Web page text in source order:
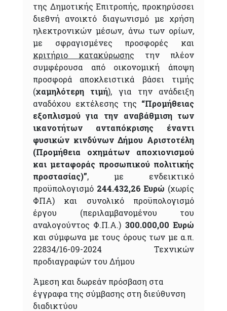
της Δημοτικής Επιτροπής, προκηρύσσει
διεθνή ανοικτό διαγωνισμό με χρήση
ηλεκτρονικών μέσων, άνω των ορίων,
με σφραγισμένες προσφορές και
κριτήριο κατακύρωσης την πλέον
συμφέρουσα από οικονομική άποψη
προσφορά αποκλειστικά βάσει τιμής
(χαμηλότερη τιμή), για την ανάδειξη
αναδόχου εκτέλεσης της “Προμήθειας
εξοπλισμού για την αναβάθμιση των
ικανοτήτων ανταπόκρισης έναντι
φυσικών κινδύνων Δήμου Αριστοτέλη
(Προμήθεια οχημάτων αποχιονισμού
και μεταφοράς προσωπικού πολιτικής
προστασίας)”, με ενδεικτικό
προϋπολογισμό 244.432,26 Ευρώ (χωρίς
ΦΠΑ) και συνολικό προϋπολογισμό
έργου (περιλαμβανομένου του
αναλογούντος Φ.Π.Α.) 300.000,00 Ευρώ
και σύμφωνα με τους όρους των με α.π.
22834/16-09-2024 Τεχνικών
προδιαγραφών του Δήμου
Άμεση και δωρεάν πρόσβαση στα
έγγραφα της σύμβασης στη διεύθυνση
διαδικτύου